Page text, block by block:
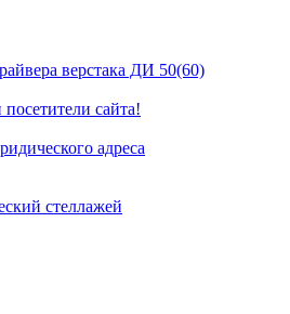
верстака ДИ 50(60)
сайта!
адреса
стеллажей